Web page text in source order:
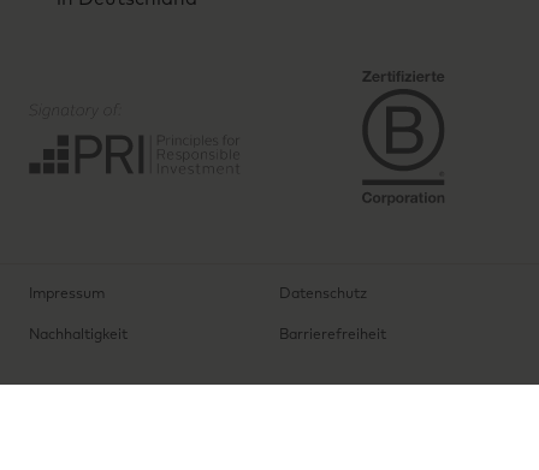
Impressum Datenschutz
Nachhaltigkeit Barrierefreiheit